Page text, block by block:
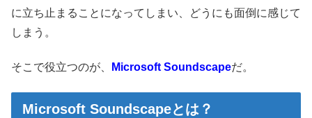
に立ち止まることになってしまい、どうにも面倒に感じて
しまう。
そこで役立つのが、 Microsoft Soundscapeだ。
Microsoft Soundscapeとは？